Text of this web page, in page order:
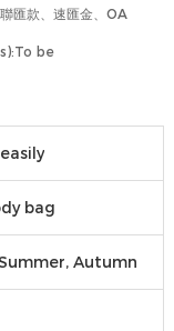
匯款、速匯金、OA
be
bag
Autumn